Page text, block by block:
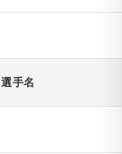
選手名